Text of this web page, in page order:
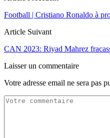
Football | Cristiano Ronaldo à
Article Suivant
CAN 2023: Riyad Mahrez
Laisser un commentaire
Votre adresse email ne sera pas